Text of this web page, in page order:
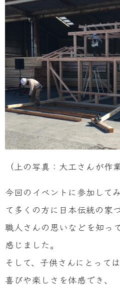
（上の写真：大工さんが作
今回のイベントに参加して
て多くの方に日本伝統の家
職人さんの思いなどを知っ
感じました。
そして、子供さんにとって
喜びや楽しさを体感でき、